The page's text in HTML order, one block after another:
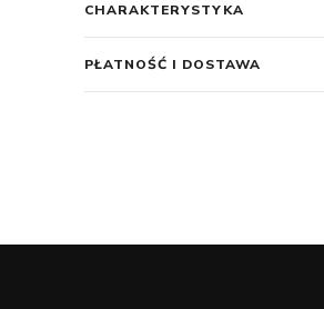
CHARAKTERYSTYKA
PŁATNOŚĆ I DOSTAWA